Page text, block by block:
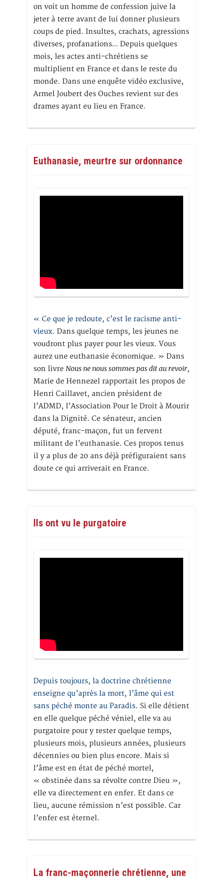
on voit un homme de confession juive la
jeter à terre avant de lui donner plusieurs
coups de pied. Insultes, crachats, agressions
diverses, profanations… Depuis quelques
mois, les actes anti-chrétiens se
multiplient en France et dans le reste du
monde. Dans une enquête vidéo exclusive,
Armel Joubert des Ouches revient sur des
drames ayant eu lieu en France.
Euthanasie, meurtre sur ordonnance
« Ce que je redoute, c’est le racisme anti-
vieux. Dans quelque temps, les jeunes ne
voudront plus payer pour les vieux. Vous
aurez une euthanasie économique. » Dans
son livre Nous ne nous sommes pas dit au revoir,
Marie de Hennezel rapportait les propos de
Henri Caillavet, ancien président de
l’ADMD, l’Association Pour le Droit à Mourir
dans la Dignité. Ce sénateur, ancien
député, franc-maçon, fut un fervent
militant de l’euthanasie. Ces propos tenus
il y a plus de 20 ans déjà préfiguraient sans
doute ce qui arriverait en France.
Ils ont vu le purgatoire
Depuis toujours, la doctrine chrétienne
enseigne qu’après la mort, l’âme qui est
sans péché monte au Paradis. Si elle détient
en elle quelque péché véniel, elle va au
purgatoire pour y rester quelque temps,
plusieurs mois, plusieurs années, plusieurs
décennies ou bien plus encore. Mais si
l’âme est en état de péché mortel,
« obstinée dans sa révolte contre Dieu »,
elle va directement en enfer. Et dans ce
lieu, aucune rémission n’est possible. Car
l’enfer est éternel.
La franc-maçonnerie chrétienne, une